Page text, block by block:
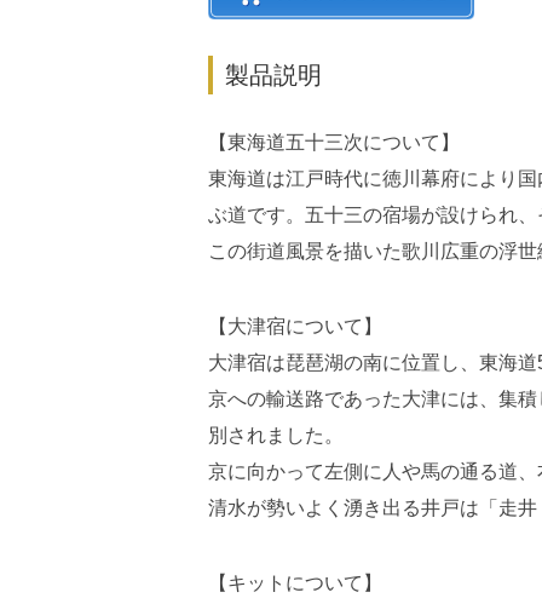
製品説明
【東海道五十三次について】
東海道は江戸時代に徳川幕府により
ぶ道です。五十三の宿場が設けられ
この街道風景を描いた歌川広重の浮
【大津宿について】
大津宿は琵琶湖の南に位置し、東海
京への輸送路であった大津には、集
別されました。
京に向かって左側に人や馬の通る道
清水が勢いよく湧き出る井戸は「走
【キットについて】